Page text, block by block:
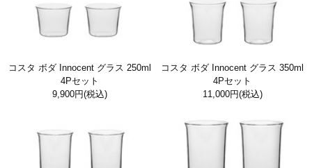
コスタ ボダ Innocent グラス 250ml
4Pセット
9,900円(税込)
コスタ ボダ Innocent グラス 350ml
4Pセット
11,000円(税込)